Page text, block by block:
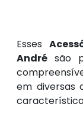
Esses
André são
em diversas